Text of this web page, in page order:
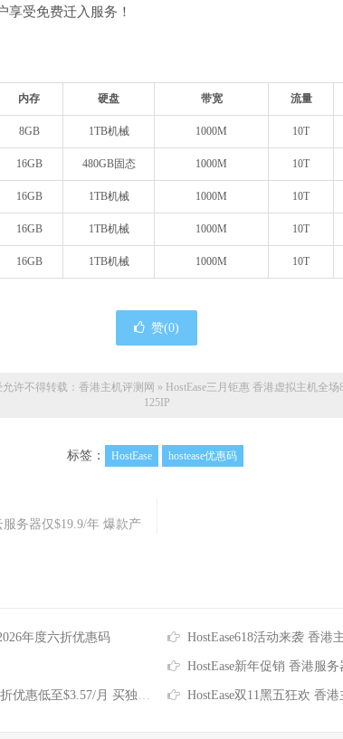
享受免费迁入服务！
内存 硬盘 带宽 流量
8GB 1TB机械 1000M 10T
16GB 480GB固态 1000M 10T
16GB 1TB机械 1000M 10T
16GB 1TB机械 1000M 10T
16GB 1TB机械 1000M 10T
赞(0)
许不得转载： 香港主机评测网 » HostEase三月钜惠 香港虚拟主机全
125IP
标签： HostEase hostease优惠码
务器仅$19.9/年 爆款产
年度六折优惠码 HostEase618活动来袭 香港
HostEase新年促销 香港服务
$3.57/月 买独服最高送256IP HostEase双11黑五狂欢 香